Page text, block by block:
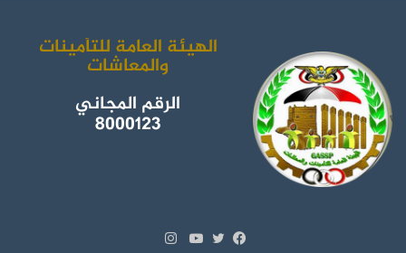
الهيئة العامة للتأمينات
والمعاشات
الرقم المجاني
8000123